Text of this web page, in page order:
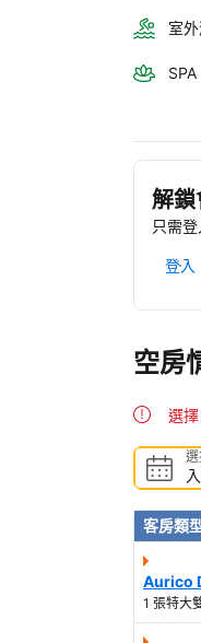
室
解
只需
登入
空房
選
客房類
Aurico
1 張特大